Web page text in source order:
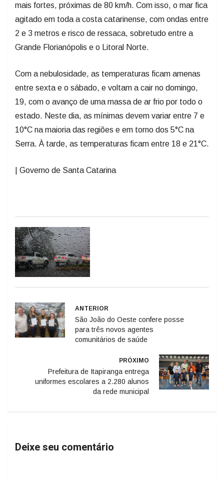
mais fortes, próximas de 80 km/h. Com isso, o mar fica
agitado em toda a costa catarinense, com ondas entre
2 e 3 metros e risco de ressaca, sobretudo entre a
Grande Florianópolis e o Litoral Norte.
Com a nebulosidade, as temperaturas ficam amenas
entre sexta e o sábado, e voltam a cair no domingo,
19, com o avanço de uma massa de ar frio por todo o
estado. Neste dia, as mínimas devem variar entre 7 e
10°C na maioria das regiões e em torno dos 5°C na
Serra. À tarde, as temperaturas ficam entre 18 e 21°C.
| Governo de Santa Catarina
ANTERIOR
São João do Oeste confere posse
para três novos agentes
comunitários de saúde
PRÓXIMO
Prefeitura de Itapiranga entrega
uniformes escolares a 2.280 alunos
da rede municipal
Deixe seu comentário